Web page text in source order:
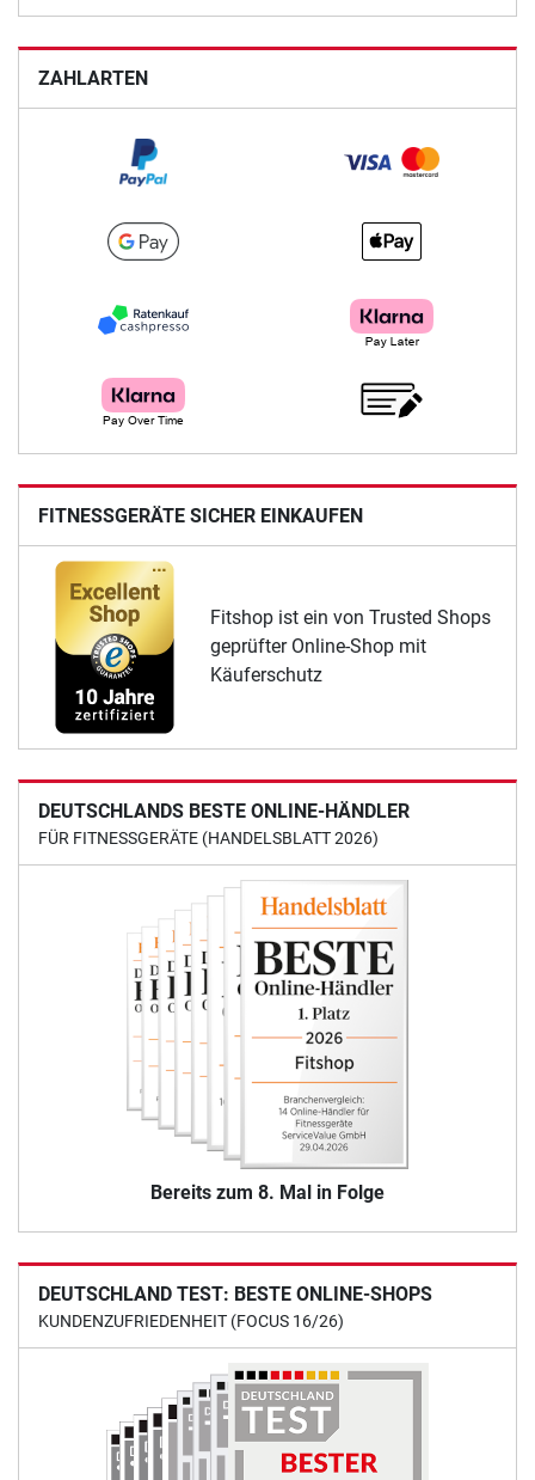
ZAHLARTEN
FITNESSGERÄTE SICHER EINKAUFEN
Fitshop ist ein von Trusted Shops
geprüfter Online-Shop mit
Käuferschutz
DEUTSCHLANDS BESTE ONLINE-HÄNDLER
FÜR FITNESSGERÄTE (HANDELSBLATT 2026)
Bereits zum 8. Mal in Folge
DEUTSCHLAND TEST: BESTE ONLINE-SHOPS
KUNDENZUFRIEDENHEIT (FOCUS 16/26)